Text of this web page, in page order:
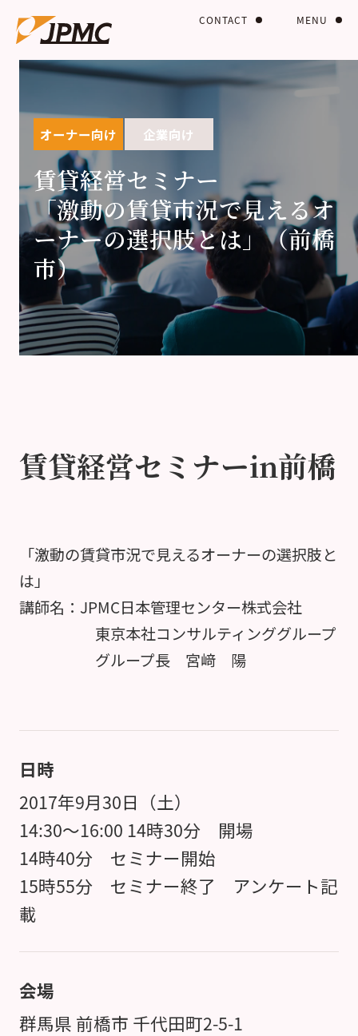
MENU
CONTACT
オーナー向け 企業向け
賃貸経営セミナー
「激動の賃貸市況で見えるオ
ーナーの選択肢とは」（前橋
市）
賃貸経営セミナーin前橋
「激動の賃貸市況で見えるオーナーの選択肢と
は」
講師名：JPMC日本管理センター株式会社
東京本社コンサルティンググループ
グループ長 宮﨑 陽
日時
2017年9月30日（土）
14:30～16:00 14時30分 開場
14時40分 セミナー開始
15時55分 セミナー終了 アンケート記
載
会場
群馬県 前橋市 千代田町2-5-1